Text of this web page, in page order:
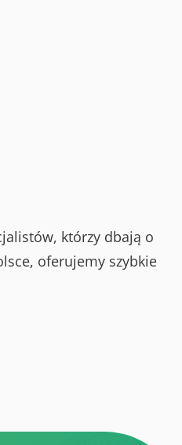
którzy dbają o
oferujemy szybkie